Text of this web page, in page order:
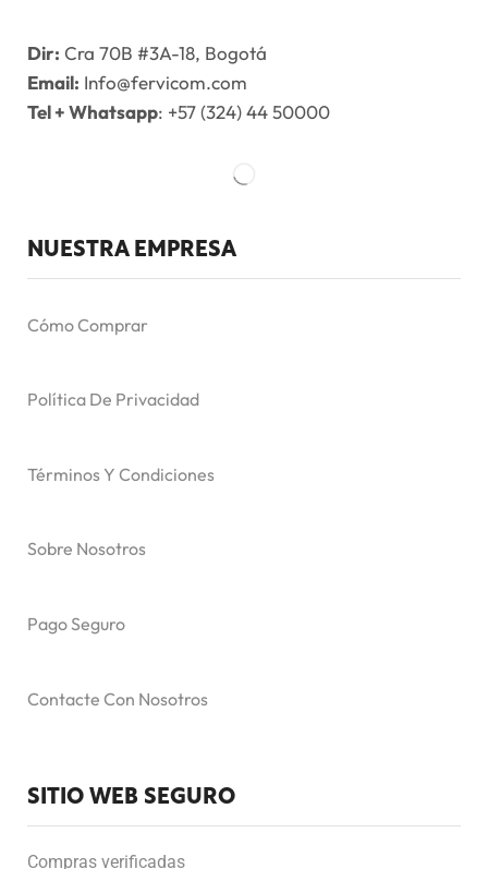
Dir: Cra 70B #3A-18, Bogotá
Email: Info@fervicom.com
Tel + Whatsapp: +57 (324) 44 50000
NUESTRA EMPRESA
Cómo Comprar
Política De Privacidad
Términos Y Condiciones
Sobre Nosotros
Pago Seguro
Contacte Con Nosotros
SITIO WEB SEGURO
Compras verificadas